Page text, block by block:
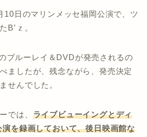
10日のマリンメッセ福岡公演で、ツ
B’ｚ。
ブルーレイ＆DVDが発売されるの
ましたが、残念ながら、発売決定
せんでした。
では、 ライブビューイングとディ
を録画しておいて、後日映画館な